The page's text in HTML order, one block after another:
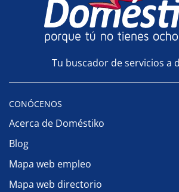
Tu buscador de servicios a
CONÓCENOS
Acerca de Doméstiko
Blog
Mapa web empleo
Mapa web directorio